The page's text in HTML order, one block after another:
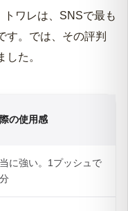
ワレは、SNSで最も
す。では、その評判
た。
の使用感
に強い。1プッシュで